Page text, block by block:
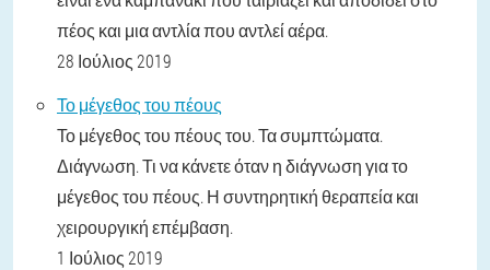
πέος και μια αντλία που αντλεί αέρα.
28 Ιούλιος 2019
Το μέγεθος του πέους
Το μέγεθος του πέους του. Τα συμπτώματα.
Διάγνωση. Τι να κάνετε όταν η διάγνωση για το
μέγεθος του πέους. Η συντηρητική θεραπεία και
χειρουργική επέμβαση.
1 Ιούλιος 2019